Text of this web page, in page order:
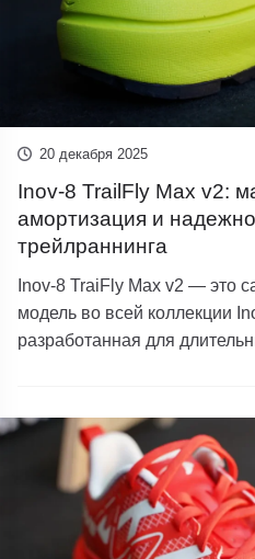
20 декабря 2025
Inov-8 TrailFly Max v2:
амортизация и
трейлраннинга
Inov-8 TraiFly Max v2 ​​— это
модель во всей коллекции
разработанная для